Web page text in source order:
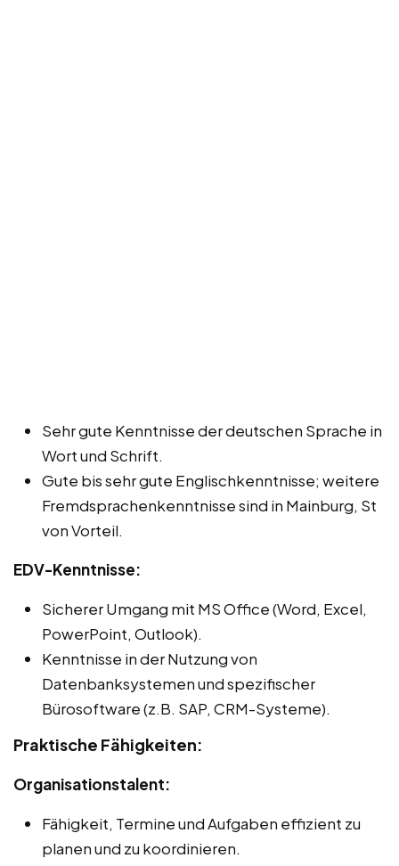
Sehr gute Kenntnisse der deutschen Sprache in
Wort und Schrift.
Gute bis sehr gute Englischkenntnisse; weitere
Fremdsprachenkenntnisse sind in Mainburg, St
von Vorteil.
EDV-Kenntnisse:
Sicherer Umgang mit MS Office (Word, Excel,
PowerPoint, Outlook).
Kenntnisse in der Nutzung von
Datenbanksystemen und spezifischer
Bürosoftware (z.B. SAP, CRM-Systeme).
Praktische Fähigkeiten:
Organisationstalent:
Fähigkeit, Termine und Aufgaben effizient zu
planen und zu koordinieren.